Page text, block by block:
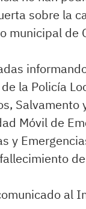
sobre la
municipal de
la Policía
Móvil de
y
al